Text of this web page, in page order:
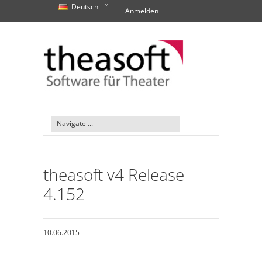
Deutsch Anmelden
theasoft v4 Release
4.152
10.06.2015